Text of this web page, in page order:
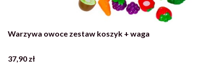
Warzywa owoce zestaw koszyk + waga
Cena
37,90 zł